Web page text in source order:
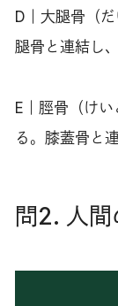
D｜大腿骨（
腿骨と連結し
E｜脛骨（け
る。膝蓋骨と
問2. 人